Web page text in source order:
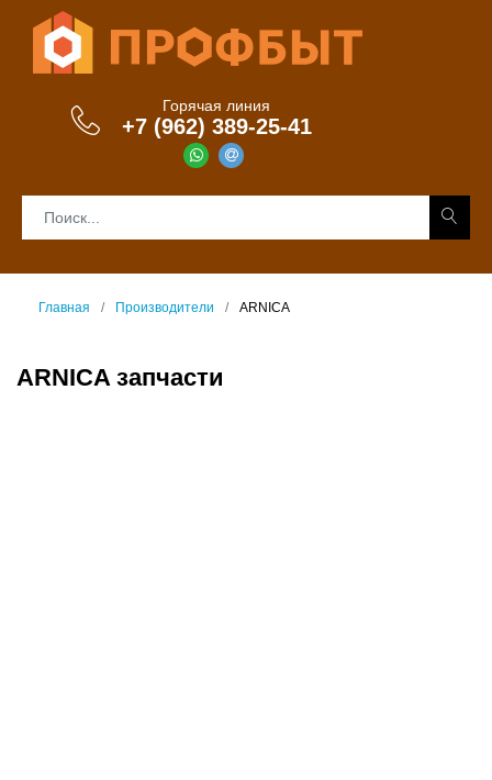
Горячая линия
+7 (962) 389-25-41
Главная Производители ARNICA
ARNICA запчасти